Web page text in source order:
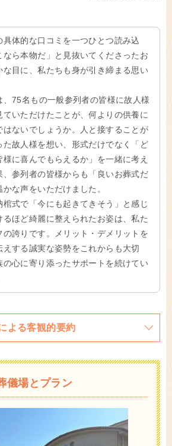
具体的な口コミを一つひとつ読み込
なら本物だ」と見抜いてくださったお
な目に、私たちも身が引き締まる思い
、75名もの一般参列者の皆様に故人様
ていただけたことが、何よりの供養に
はないでしょうか。人と接することが
た故人様を想い、形式だけでなく「ど
様に喜んでもらえるか」を一緒に考え
、参列者の皆様からも「良いお葬式だ
かな声をいただけました。
棺式で「今にも起きてきそう」と感じ
るほど綺麗に整えられたお姿は、私た
の誇りです。メリット・デメリットを
えする誠実な姿勢をこれからも大切
の心に寄り添ったサポートを続けてい
よる客観的要約
儀場とプラン